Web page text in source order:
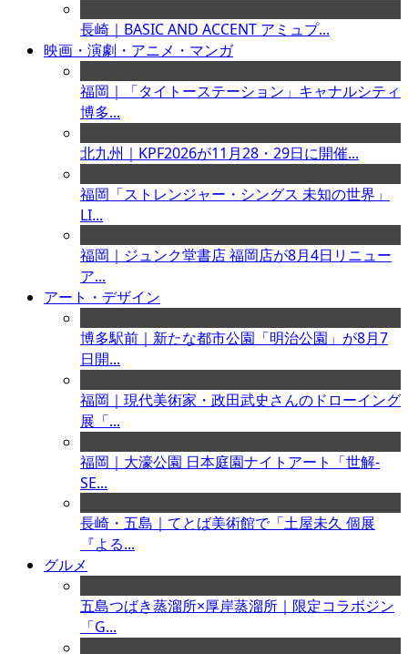
長崎｜BASIC AND ACCENT アミュプ...
映画・演劇・アニメ・マンガ
福岡｜「タイトーステーション」キャナルシティ
博多...
北九州｜KPF2026が11月28・29日に開催...
福岡「ストレンジャー・シングス 未知の世界」
LI...
福岡｜ジュンク堂書店 福岡店が8月4日リニュー
ア...
アート・デザイン
博多駅前｜新たな都市公園「明治公園」が8月7
日開...
福岡｜現代美術家・政田武史さんのドローイング
展「...
福岡｜大濠公園 日本庭園ナイトアート「世解-
SE...
長崎・五島｜てとば美術館で「土屋未久 個展
『よる...
グルメ
五島つばき蒸溜所×厚岸蒸溜所｜限定コラボジン
「G...